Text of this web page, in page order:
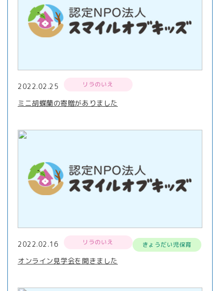
2022.02.25 リラのいえ
ミニ胡蝶蘭の寄贈がありました
2022.02.16 リラのいえ きょうだい児保育
オンライン見学会を開きました